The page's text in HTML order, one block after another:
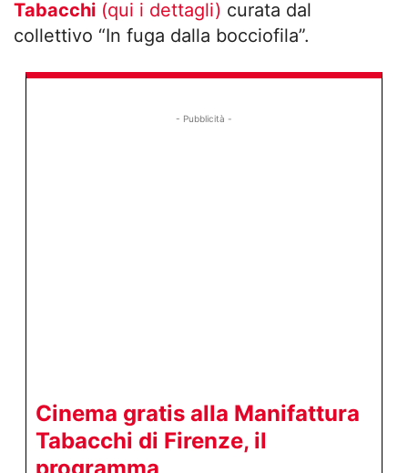
Tabacchi (qui i dettagli) curata dal
collettivo “In fuga dalla bocciofila”.
- Pubblicità -
Cinema gratis alla Manifattura
Tabacchi di Firenze, il